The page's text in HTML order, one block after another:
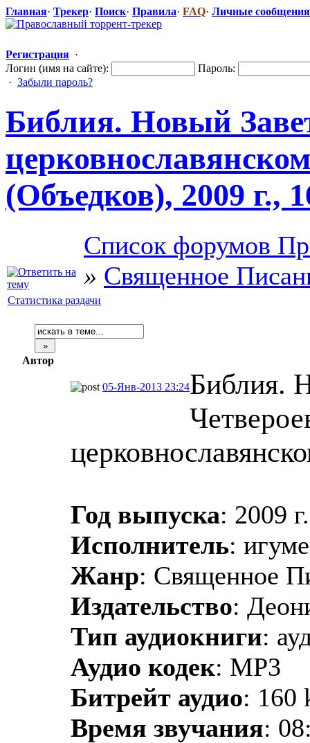
Главная· Трекер· Поиск· Правила· FAQ· Личные сообщения
Регистрация ·
Логин (имя на сайте):
Пароль:
· Забыли пароль?
Библия. Новый
церковнослав
(Объедков), 2009 г.,
Список форумов
» Священное
Статистика раздачи
Автор
05-Янв-2013 23:24Библия.
Год выпуска: 2009 г.
Исполнитель:
Жанр: Священное
Издательство:
Тип аудиокниги:
Аудио кодек: MP3
Битрейт аудио: 160
Время звучания: